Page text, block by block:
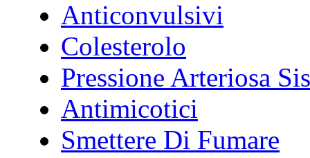
Anticonvulsivi
Colesterolo
Pressione Arteriosa
Antimicotici
Smettere Di Fumare